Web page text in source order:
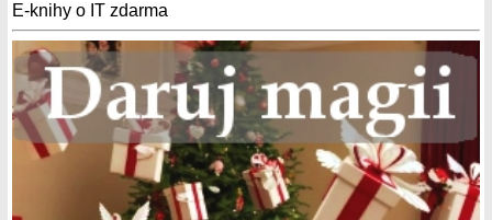
E-knihy o IT zdarma